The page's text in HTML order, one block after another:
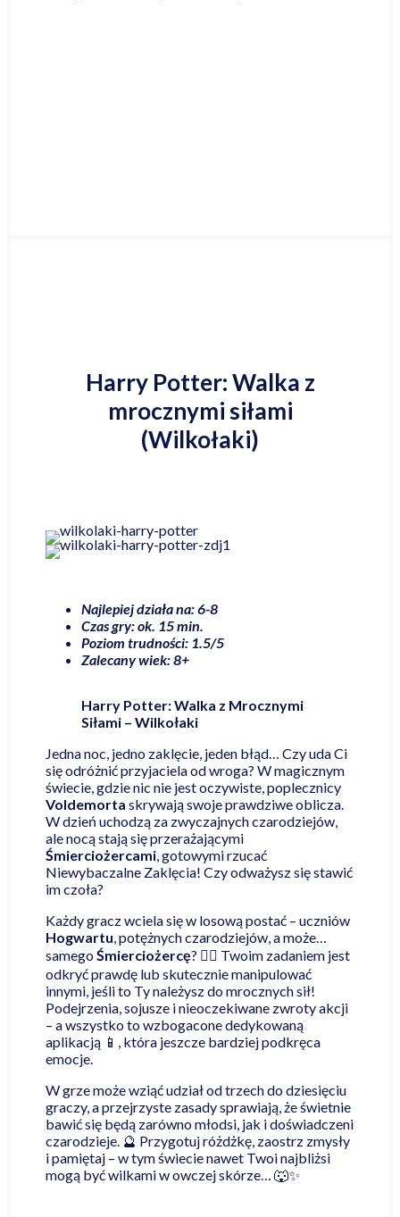
Harry Potter: Walka z
mrocznymi siłami
(Wilkołaki)
Najlepiej działa na: 6-8
Czas gry: ok. 15 min.
Poziom trudności: 1.5/5
Zalecany wiek: 8+
Harry Potter: Walka z Mrocznymi
Siłami – Wilkołaki
Jedna noc, jedno zaklęcie, jeden błąd… Czy uda Ci
się odróżnić przyjaciela od wroga? W magicznym
świecie, gdzie nic nie jest oczywiste, poplecznicy
Voldemorta skrywają swoje prawdziwe oblicza.
W dzień uchodzą za zwyczajnych czarodziejów,
ale nocą stają się przerażającymi
Śmierciożercami, gotowymi rzucać
Niewybaczalne Zaklęcia! Czy odważysz się stawić
im czoła?
Każdy gracz wciela się w losową postać – uczniów
Hogwartu, potężnych czarodziejów, a może…
samegoŚmierciożercę? 🦹‍♂️ Twoim zadaniem jest
odkryć prawdę lub skutecznie manipulować
innymi, jeśli to Ty należysz do mrocznych sił!
Podejrzenia, sojusze i nieoczekiwane zwroty akcji
– a wszystko to wzbogacone dedykowaną
aplikacją 📱, która jeszcze bardziej podkręca
emocje.
W grze może wziąć udział od trzech do dziesięciu
graczy, a przejrzyste zasady sprawiają, że świetnie
bawić się będą zarówno młodsi, jak i doświadczeni
czarodzieje. 🔮 Przygotuj różdżkę, zaostrz zmysły
i pamiętaj – w tym świecie nawet Twoi najbliżsi
mogą być wilkami w owczej skórze… 🐺✨